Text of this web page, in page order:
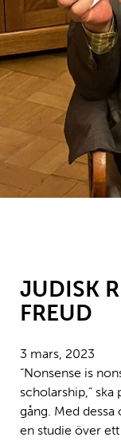
JUDISK
FREUD
3 mars, 2023
“Nonsense is
scholarship,”
gång. Med
en studie över